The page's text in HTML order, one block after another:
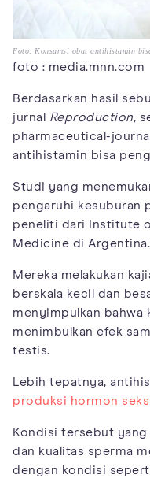
Foto: Konsumsi obat antihistamin
foto : media.mnn.com
Berdasarkan hasil
jurnal Reproduction,
pharmaceutical-
antihistamin bisa
Studi yang
pengaruhi kesuburan
peneliti dari Institute
Medicine di Argentina.
Mereka melakukan
berskala kecil dan
menyimpulkan
menimbulkan efek
testis.
Lebih tepatnya,
produksi hormon
Kondisi tersebut
dan kualitas sperma
dengan kondisi